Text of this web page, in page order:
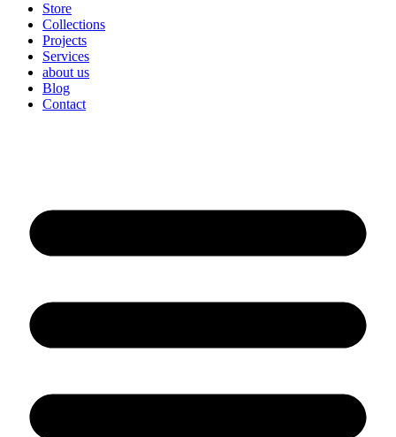
Store
Collections
Projects
Services
about us
Blog
Contact